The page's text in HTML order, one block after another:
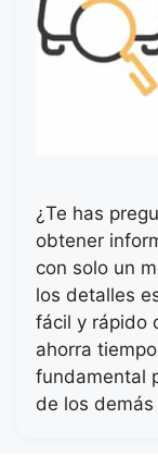
¿Te has
obtener
con solo un
los detalles
fácil y rápido
ahorra
fundamental
de los